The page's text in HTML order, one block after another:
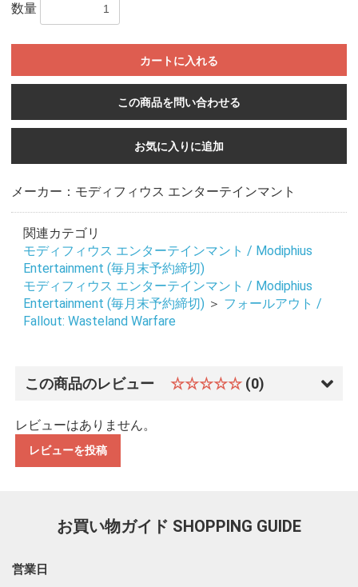
数量
カートに入れる
この商品を問い合わせる
お気に入りに追加
メーカー：モディフィウス エンターテインマント
関連カテゴリ
モディフィウス エンターテインマント / Modiphius
Entertainment (毎月末予約締切)
モディフィウス エンターテインマント / Modiphius
Entertainment (毎月末予約締切) ＞ フォールアウト /
Fallout: Wasteland Warfare
この商品のレビュー ☆☆☆☆☆ (0)
レビューはありません。
レビューを投稿
お買い物ガイド SHOPPING GUIDE
営業日